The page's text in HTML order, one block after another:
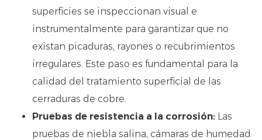
superficies se inspeccionan visual e
instrumentalmente para garantizar que no
existan picaduras, rayones o recubrimientos
irregulares. Este paso es fundamental para la
calidad del tratamiento superficial de las
cerraduras de cobre.
Pruebas de resistencia a la corrosión: Las
pruebas de niebla salina, cámaras de humedad